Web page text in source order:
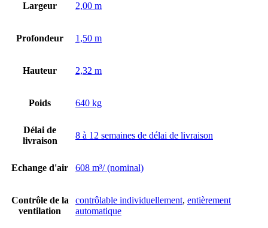
Largeur 2,00 m
Profondeur 1,50 m
Hauteur 2,32 m
Poids 640 kg
Délai de
livraison
8 à 12 semaines de délai de livraison
Echange d'air 608 m³/ (nominal)
Contrôle de la
ventilation
contrôlable individuellement, entièrement
automatique